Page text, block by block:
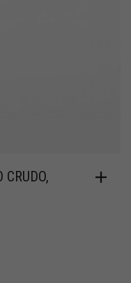
CRUDO,